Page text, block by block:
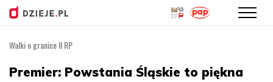
treści
Walki o granice II RP
Premier: Powstania Śląskie to piękna